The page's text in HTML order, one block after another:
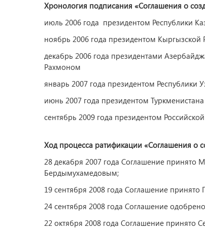
Хронология подписания «Соглашения о
июль 2006 года президентом Республики
ноябрь 2006 года президентом Кыргызской
декабрь 2006 года президентами
Рахмоном
январь 2007 года президентом Республики
июнь 2007 года президентом
сентябрь 2009 года президентом
Ход процесса ратификации «Соглашения о
28 декабря 2007 года Соглашение принято
Бердымухамедовым;
19 сентября 2008 года Соглашение
24 сентября 2008 года Соглашение
22 октября 2008 года Соглашение принято